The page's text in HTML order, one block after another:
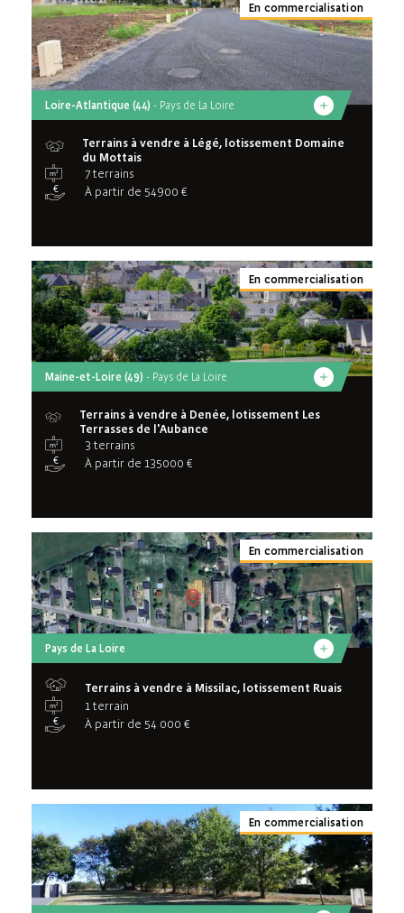
En commercialisation
Loire-Atlantique (44) - Pays de La Loire
Terrains à vendre à Légé, lotissement Domaine
du Mottais
7 terrains
À partir de 54900 €
En commercialisation
Maine-et-Loire (49) - Pays de La Loire
Terrains à vendre à Denée, lotissement Les
Terrasses de l'Aubance
3 terrains
À partir de 135000 €
En commercialisation
Pays de La Loire
Terrains à vendre à Missilac, lotissement Ruais
1 terrain
À partir de 54 000 €
En commercialisation